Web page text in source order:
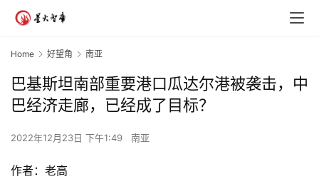
Home 好望角 南亚
巴基斯坦南部重要港口瓜达尔港被袭击，中
巴经济走廊，已经成了目标？
2022年12月23日 下午1:49 南亚
作者：老高